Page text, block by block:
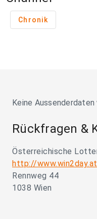
Chronik
Keine Aussenderdaten
Rückfragen &
Österreichische
http://
Rennweg 44
1038 Wien